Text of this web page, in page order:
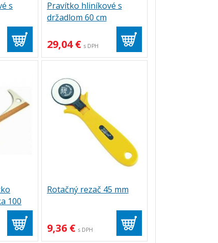
s
Pravítko hliníkové s
držadlom 60 cm
29,04 € s DPH
100
Rotačný rezač 45 mm
9,36 € s DPH